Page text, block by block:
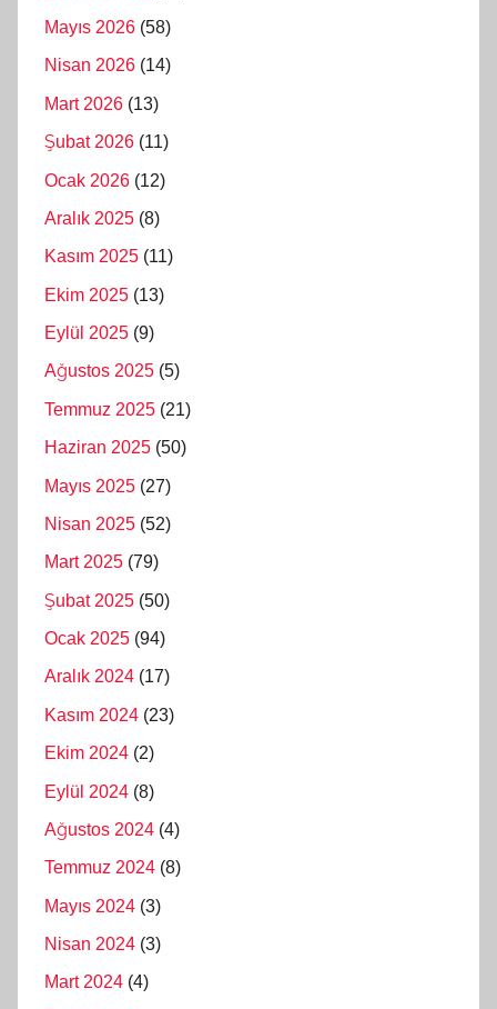
Mayıs 2026 (58)
Nisan 2026 (14)
Mart 2026 (13)
Şubat 2026 (11)
Ocak 2026 (12)
Aralık 2025 (8)
Kasım 2025 (11)
Ekim 2025 (13)
Eylül 2025 (9)
Ağustos 2025 (5)
Temmuz 2025 (21)
Haziran 2025 (50)
Mayıs 2025 (27)
Nisan 2025 (52)
Mart 2025 (79)
Şubat 2025 (50)
Ocak 2025 (94)
Aralık 2024 (17)
Kasım 2024 (23)
Ekim 2024 (2)
Eylül 2024 (8)
Ağustos 2024 (4)
Temmuz 2024 (8)
Mayıs 2024 (3)
Nisan 2024 (3)
Mart 2024 (4)